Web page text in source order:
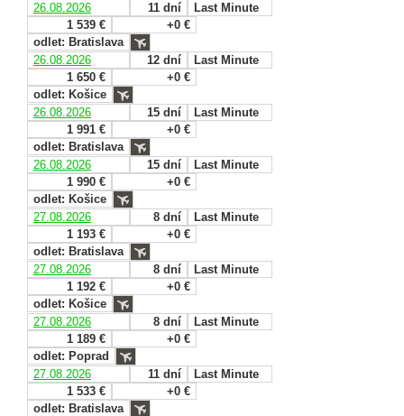
26.08.2026
11 dní
Last Minute
1 539 €
+0 €
odlet: Bratislava
26.08.2026
12 dní
Last Minute
1 650 €
+0 €
odlet: Košice
26.08.2026
15 dní
Last Minute
1 991 €
+0 €
odlet: Bratislava
26.08.2026
15 dní
Last Minute
1 990 €
+0 €
odlet: Košice
27.08.2026
8 dní
Last Minute
1 193 €
+0 €
odlet: Bratislava
27.08.2026
8 dní
Last Minute
1 192 €
+0 €
odlet: Košice
27.08.2026
8 dní
Last Minute
1 189 €
+0 €
odlet: Poprad
27.08.2026
11 dní
Last Minute
1 533 €
+0 €
odlet: Bratislava